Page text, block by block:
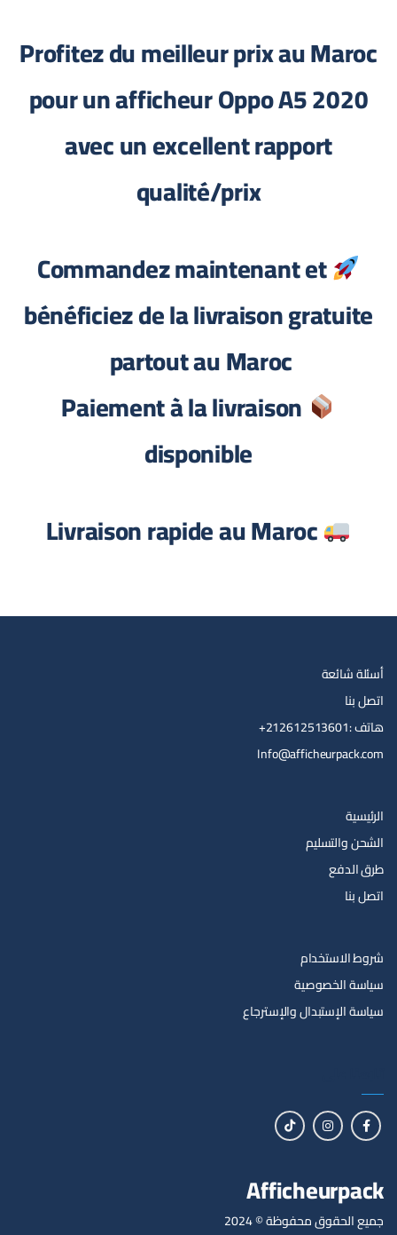
Profitez du meilleur prix au Maroc
pour un afficheur Oppo A5 2020
avec un excellent rapport
qualité/prix
Commandez maintenant et
bénéficiez de la livraison gratuite
partout au Maroc
Paiement à la livraison
disponible
أسئلة شائعة
اتصل بنا
هاتف :212612513601+
Info@afficheurpack.com
الرئيسية
الشحن والتسليم
طرق الدفع
اتصل بنا
شروط الاستخدام
سياسة الخصوصية
سياسة الإستبدال والإسترجاع
Afficheurpack
جميع الحقوق محفوظة © 2024